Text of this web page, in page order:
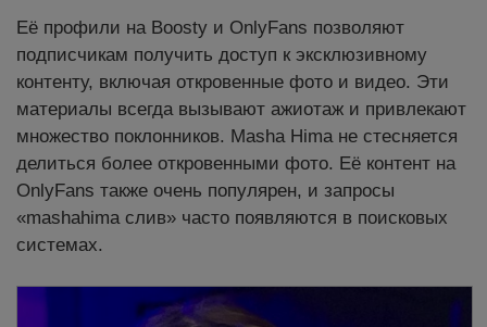
Её профили на Boosty и OnlyFans позволяют
подписчикам получить доступ к эксклюзивному
контенту, включая откровенные фото и видео. Эти
материалы всегда вызывают ажиотаж и привлекают
множество поклонников. Masha Hima не стесняется
делиться более откровенными фото. Её контент на
OnlyFans также очень популярен, и запросы
«mashahima слив» часто появляются в поисковых
системах.